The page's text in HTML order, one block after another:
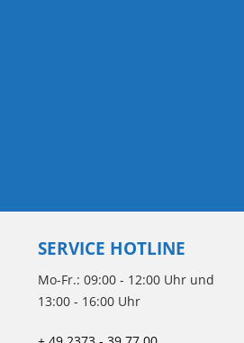
SERVICE HOTLINE
Mo-Fr.: 09:00 - 12:00 Uhr und
13:00 - 16:00 Uhr